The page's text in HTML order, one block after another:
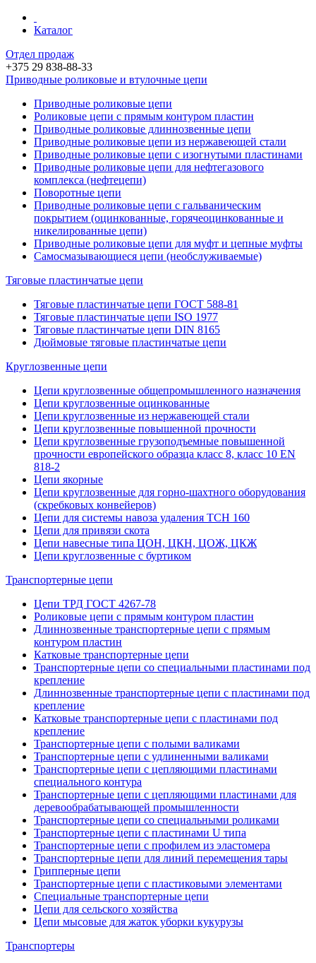
Каталог
Отдел продаж
+375 29 838-88-33
Приводные роликовые и втулочные цепи
Приводные роликовые цепи
Роликовые цепи c прямым контуром пластин
Приводные роликовые длиннозвенные цепи
Приводные роликовые цепи из нержавеющей стали
Приводные роликовые цепи с изогнутыми пластинами
Приводные роликовые цепи для нефтегазового
комплекса (нефтецепи)
Поворотные цепи
Приводные роликовые цепи с гальваническим
покрытием (оцинкованные, горячеоцинкованные и
никелированные цепи)
Приводные роликовые цепи для муфт и цепные муфты
Самосмазывающиеся цепи (необслуживаемые)
Тяговые пластинчатые цепи
Тяговые пластинчатые цепи ГОСТ 588-81
Тяговые пластинчатые цепи ISO 1977
Тяговые пластинчатые цепи DIN 8165
Дюймовые тяговые пластинчатые цепи
Круглозвенные цепи
Цепи круглозвенные общепромышленного назначения
Цепи круглозвенные оцинкованные
Цепи круглозвенные из нержавеющей стали
Цепи круглозвенные повышенной прочности
Цепи круглозвенные грузоподъемные повышенной
прочности европейского образца класс 8, класс 10 EN
818-2
Цепи якорные
Цепи круглозвенные для горно-шахтного оборудования
(скребковых конвейеров)
Цепи для системы навоза удаления ТСН 160
Цепи для привязи скота
Цепи навесные типа ЦОН, ЦКН, ЦОЖ, ЦКЖ
Цепи круглозвенные с буртиком
Транспортерные цепи
Цепи ТРД ГОСТ 4267-78
Роликовые цепи с прямым контуром пластин
Длиннозвенные транспортерные цепи с прямым
контуром пластин
Катковые транспортерные цепи
Транспортерные цепи со специальными пластинами под
крепление
Длиннозвенные транспортерные цепи с пластинами под
крепление
Катковые транспортерные цепи с пластинами под
крепление
Транспортерные цепи с полыми валиками
Транспортерные цепи с удлиненными валиками
Транспортерные цепи с цепляющими пластинами
специального контура
Транспортерные цепи с цепляющими пластинами для
деревообрабатывающей промышленности
Транспортерные цепи со специальными роликами
Транспортерные цепи с пластинами U типа
Транспортерные цепи с профилем из эластомера
Транспортерные цепи для линий перемещения тары
Грипперные цепи
Транспортерные цепи с пластиковыми элементами
Специальные транспортерные цепи
Цепи для сельского хозяйства
Цепи мысовые для жаток уборки кукурузы
Транспортеры